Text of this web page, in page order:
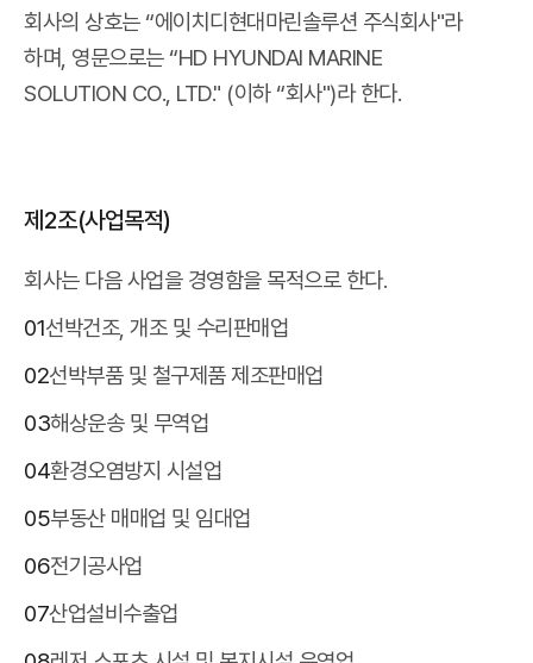
회사의 상호는 “에이치디현대마린솔루션 주식회사"라
하며, 영문으로는 “HD HYUNDAI MARINE
SOLUTION CO., LTD." (이하 “회사")라 한다.
제2조(사업목적)
회사는 다음 사업을 경영함을 목적으로 한다.
01선박건조, 개조 및 수리판매업
02선박부품 및 철구제품 제조판매업
03해상운송 및 무역업
04환경오염방지 시설업
05부동산 매매업 및 임대업
06전기공사업
07산업설비수출업